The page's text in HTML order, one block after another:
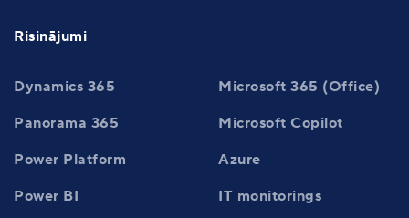
Risinājumi
Dynamics 365
Microsoft 365 (Office)
Panorama 365
Microsoft Copilot
Power Platform
Azure
Power BI
IT monitorings